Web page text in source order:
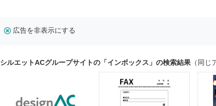
広告を非表示にする
シルエットACグループサイトの「インボックス」の検索結果 （同